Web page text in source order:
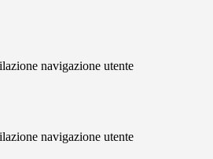
navigazione utente
navigazione utente